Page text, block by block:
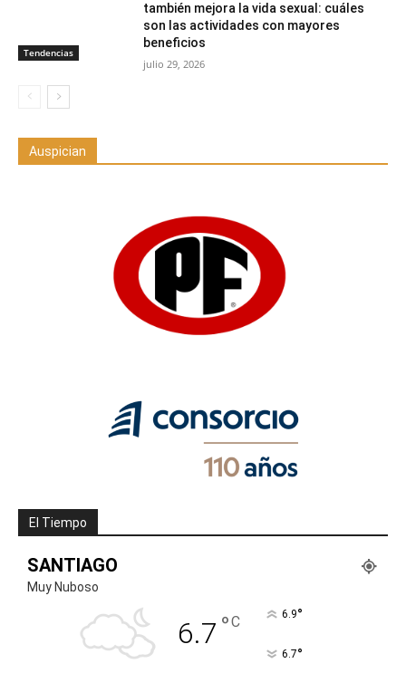
Tendencias
también mejora la vida sexual: cuáles
son las actividades con mayores
beneficios
julio 29, 2026
Auspician
El Tiempo
SANTIAGO
Muy Nuboso
6.7 °C 6.9°
6.7°